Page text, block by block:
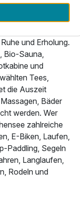
Der
sich mit großen
und Erholung.
Bio-Sauna,
und
Tees,
die Auszeit
Bäder
werden. Wer
zahlreiche
E-Biken, Laufen,
Paddling, Segeln
Langlaufen,
Rodeln und